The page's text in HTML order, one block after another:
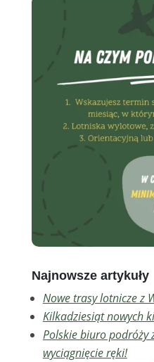
Najnowsze artykuły
Nowe trasy lotnicze z
Kilkadziesiąt nowych
Polskie biuro podróży
wyciągnięcie ręki!